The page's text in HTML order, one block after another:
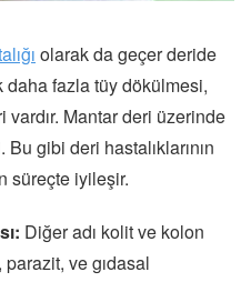
olarak da geçer deride
daha fazla tüy dökülmesi,
vardır. Mantar deri üzerinde
gibi deri hastalıklarının
süreçte iyileşir.
Diğer adı kolit ve kolon
parazit, ve gıdasal